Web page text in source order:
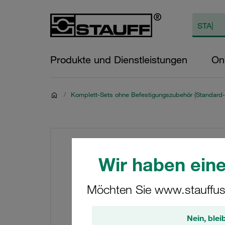
Wir haben
Möchten Sie
Nein,
Produkte und Dienstleistungen
/ Komplett-Sets ohne Befestigungszubehör